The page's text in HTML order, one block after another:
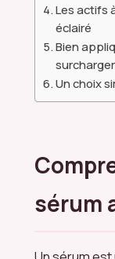
Les actifs
éclairé
Bien
Un choix
sérum